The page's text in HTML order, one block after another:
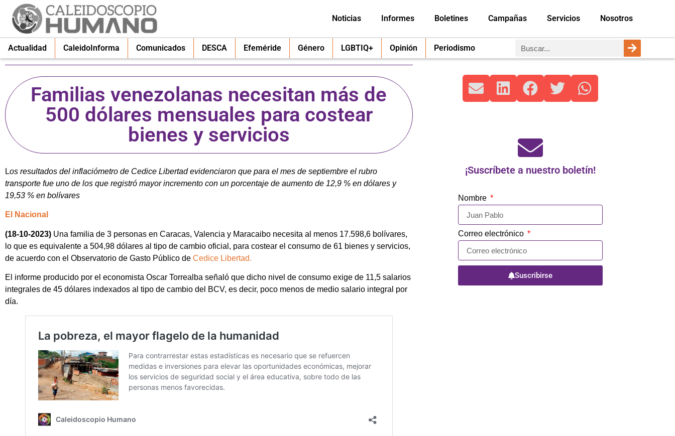
Noticias Informes Boletines Campañas Servicios Nosotros
Actualidad CaleidoInforma Comunicados DESCA Efeméride Género LGBTIQ+ Opinión Periodismo
Familias venezolanas necesitan más de
500 dólares mensuales para costear
bienes y servicios
Los resultados del inflaciómetro de Cedice Libertad evidenciaron que para el mes de septiembre el rubro
transporte fue uno de los que registró mayor incremento con un porcentaje de aumento de 12,9 % en dólares y
19,53 % en bolívares
El Nacional
(18-10-2023) Una familia de 3 personas en Caracas, Valencia y Maracaibo necesita al menos 17.598,6 bolívares,
lo que es equivalente a 504,98 dólares al tipo de cambio oficial, para costear el consumo de 61 bienes y servicios,
de acuerdo con el Observatorio de Gasto Público de Cedice Libertad.
El informe producido por el economista Oscar Torrealba señaló que dicho nivel de consumo exige de 11,5 salarios
integrales de 45 dólares indexados al tipo de cambio del BCV, es decir, poco menos de medio salario integral por
día.
¡Suscríbete a nuestro boletín!
Nombre
Correo electrónico
Suscribirse